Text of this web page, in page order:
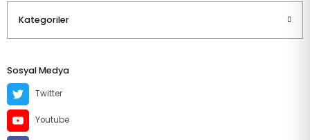
Kategoriler
Sosyal Medya
Twitter
Youtube